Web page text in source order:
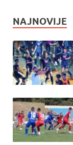
NAJNOVIJE